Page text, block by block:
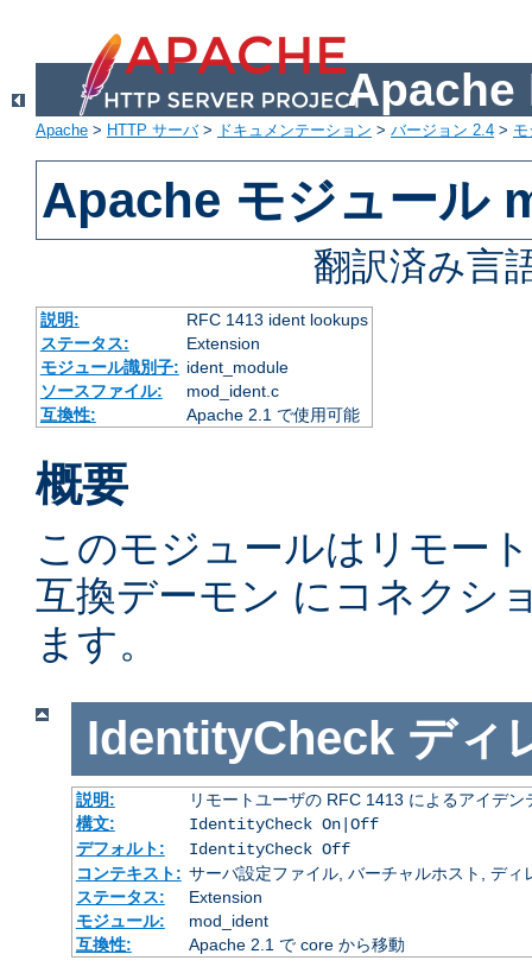
Apache
Apache > HTTP サーバ> ドキュメンテーション > バージョン 2.4 >
Apache モジュール
翻訳済み言
説明:
RFC 1413 ident lookups
ステータス:
Extension
モジュール識別子: ident_module
ソースファイル:
mod_ident.c
互換性:
Apache 2.1 で使用可能
概要
このモジュールはリモー
互換デーモン にコネクシ
ます。
IdentityCheck ディ
説明:
リモートユーザの RFC 1413 によるアイデ
構文:
IdentityCheck On|Off
デフォルト:
IdentityCheck Off
コンテキスト: サーバ設定ファイル, バーチャルホスト, ディ
ステータス:
Extension
モジュール:
mod_ident
互換性:
Apache 2.1 で core から移動